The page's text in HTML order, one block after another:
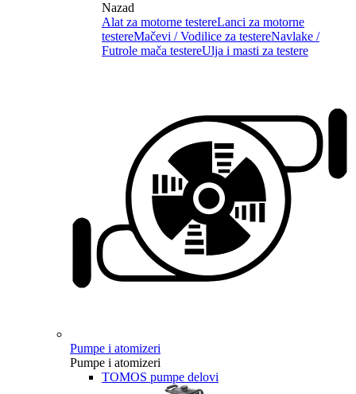
Nazad
Alat za motorne testereLanci za motorne
testereMačevi / Vodilice za testereNavlake /
Futrole mača testereUlja i masti za testere
Pumpe i atomizeri
Pumpe i atomizeri
TOMOS pumpe delovi